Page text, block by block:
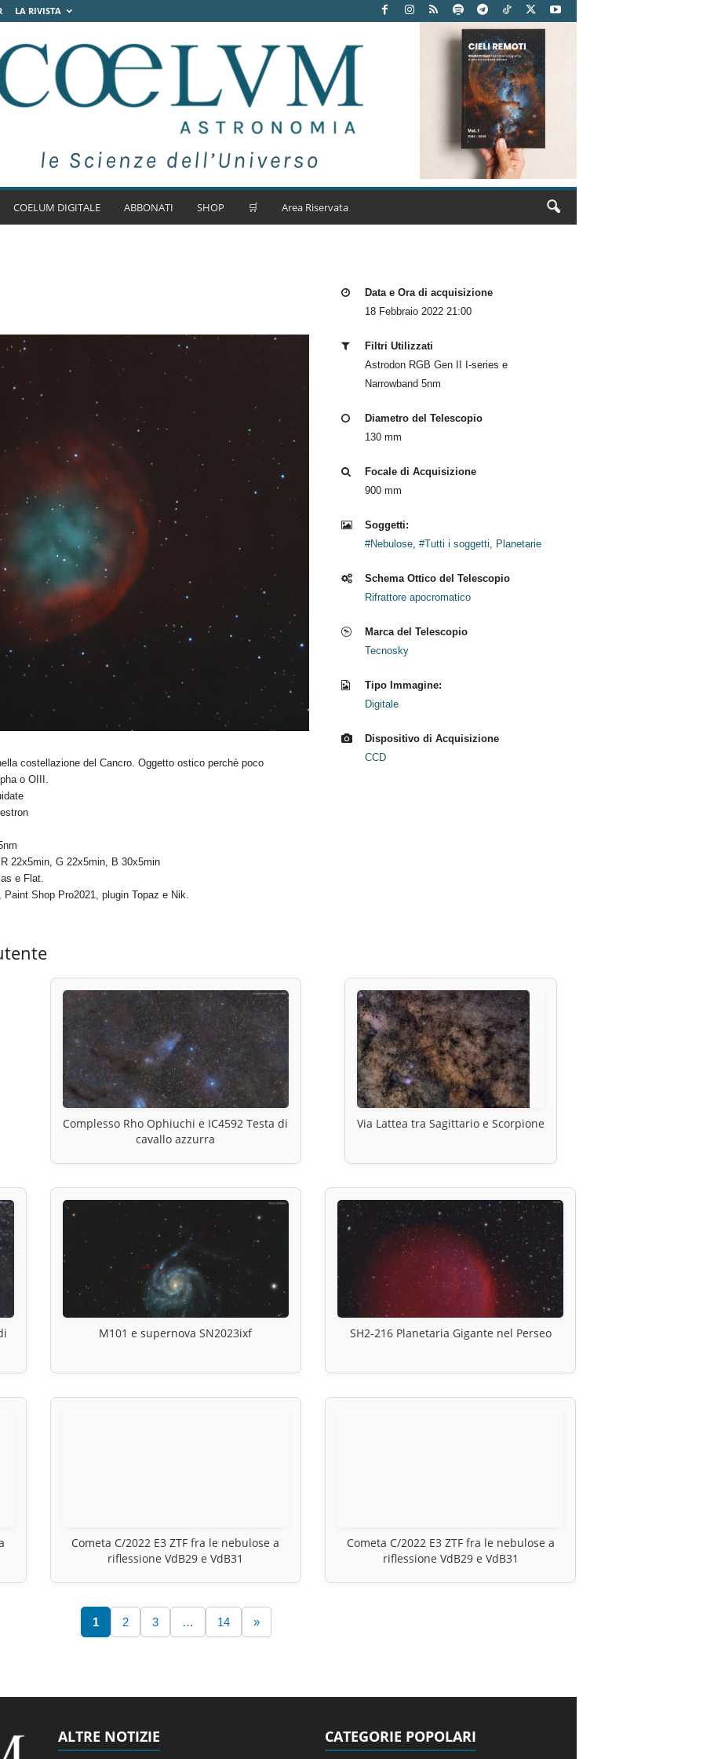
LA RIVISTA
COELUM DIGITALE ABBONATI SHOP 🛒 Area Riservata
costellazione del Cancro. Oggetto ostico perchè poco
o OIII.
22x5min, G 22x5min, B 30x5min
e Flat.
Shop Pro2021, plugin Topaz e Nik.
Data e Ora di acquisizione
18 Febbraio 2022 21:00
Filtri Utilizzati
Astrodon RGB Gen II I-series e
Narrowband 5nm
Diametro del Telescopio
130 mm
Focale di Acquisizione
900 mm
Soggetti:
#Nebulose, #Tutti i soggetti, Planetarie
Schema Ottico del Telescopio
Rifrattore apocromatico
Marca del Telescopio
Tecnosky
Tipo Immagine:
Digitale
Dispositivo di Acquisizione
CCD
Complesso Rho Ophiuchi e IC4592 Testa di
cavallo azzurra
Via Lattea tra Sagittario e Scorpione
M101 e supernova SN2023ixf SH2-216 Planetaria Gigante nel Perseo
Cometa C/2022 E3 ZTF fra le nebulose a
riflessione VdB29 e VdB31
Cometa C/2022 E3 ZTF fra le nebulose a
riflessione VdB29 e VdB31
1 2 3 … 14 »
ALTRE NOTIZIE CATEGORIE POPOLARI